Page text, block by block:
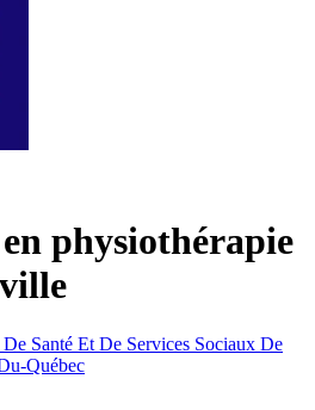
physiothérapie
Santé Et De Services Sociaux De
Québec